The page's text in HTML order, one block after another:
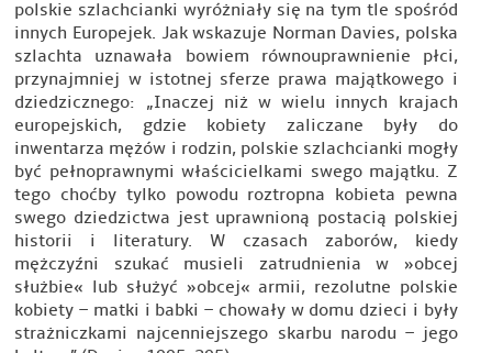
polskie szlachcianki wyróżniały się na tym tle spośród
innych Europejek. Jak wskazuje Norman Davies, polska
szlachta uznawała bowiem równouprawnienie płci,
przynajmniej w istotnej sferze prawa majątkowego i
dziedzicznego: „Inaczej niż w wielu innych krajach
europejskich, gdzie kobiety zaliczane były do
inwentarza mężów i rodzin, polskie szlachcianki mogły
być pełnoprawnymi właścicielkami swego majątku. Z
tego choćby tylko powodu roztropna kobieta pewna
swego dziedzictwa jest uprawnioną postacią polskiej
historii i literatury. W czasach zaborów, kiedy
mężczyźni szukać musieli zatrudnienia w »obcej
służbie« lub służyć »obcej« armii, rezolutne polskie
kobiety – matki i babki – chowały w domu dzieci i były
strażniczkami najcenniejszego skarbu narodu – jego